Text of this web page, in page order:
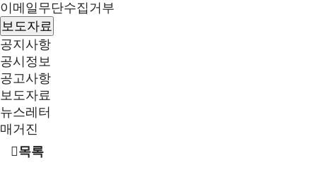
이메일무단수집거부
보도자료
공지사항
공시정보
공고사항
보도자료
뉴스레터
매거진
목록